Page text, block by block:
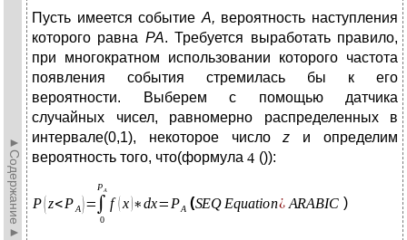
►Содержание►
Пусть имеется событие А, вероятность наступления
которого равна РА. Требуется выработать правило,
при многократном использовании которого частота
появления события стремилась бы к его
вероятности. Выберем с помощью датчика
случайных чисел, равномерно распределенных в
интервале(0,1), некоторое числоz и определим
вероятность того, что(формула
()):
( )